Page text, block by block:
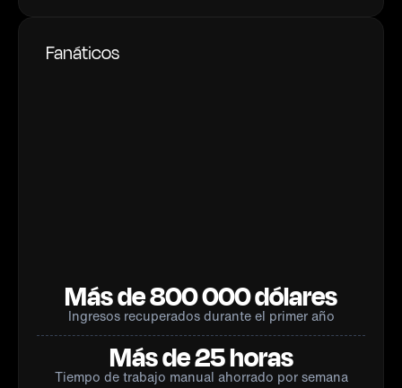
Fanáticos
Más de 800 000 dólares
Ingresos recuperados durante el primer año
Más de 25 horas
Tiempo de trabajo manual ahorrado por semana